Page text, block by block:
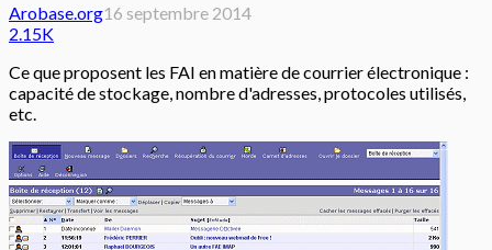
Arobase.org16 septembre 2014
2.15K
Ce que proposent les FAI en matière de courrier électronique :
capacité de stockage, nombre d'adresses, protocoles utilisés,
etc.